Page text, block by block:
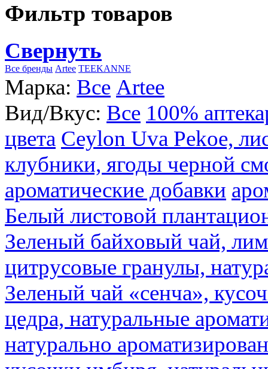
Фильтр товаров
Свернуть
Все бренды Artee TEEKANNE
Марка: Все Artee
Вид/Вкус: Все 100%
цвета Ceylon Uva Pekoe,
клубники, ягоды черной
ароматические добавки
Белый листовой
Зеленый байховый чай,
цитрусовые гранулы,
Зеленый чай «сенча»,
цедра, натуральные
натурально